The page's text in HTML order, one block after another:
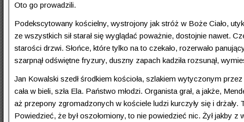
Oto go prowadzili.
Podekscytowany kościelny, wystrojony jak stróż w Boże Ciało,
ze wszystkich sił starał się wyglądać poważnie, dostojnie nawet.
starości drzwi. Słońce, które tylko na to czekało, rozerwało
szarpnął odświętne fryzury, duszny zapach kadziła rozsunął,
Jan Kowalski szedł środkiem kościoła, szlakiem wytyczonym
cała w bieli, szła Ela. Państwo młodzi. Organista grał, a jakże,
aż przepony zgromadzonych w kościele ludzi kurczyły się i drżały.
Powiedzieć, że był oszołomiony, to nie powiedzieć nic. Żył jakby